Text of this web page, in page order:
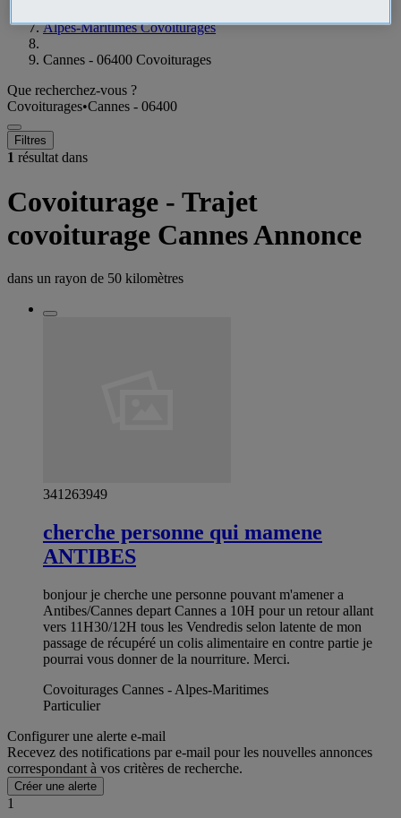
Alpes-Maritimes Covoiturages
Cannes - 06400 Covoiturages
Que recherchez-vous ?
Covoiturages•Cannes - 06400
Filtres
1 résultat dans
Covoiturage - Trajet
covoiturage Cannes Annonce
dans un rayon de 50 kilomètres
341263949
cherche personne qui mamene
ANTIBES
bonjour je cherche une personne pouvant m'amener a
Antibes/Cannes depart Cannes a 10H pour un retour allant
vers 11H30/12H tous les Vendredis selon latente de mon
passage de récupéré un colis alimentaire en contre partie je
pourrai vous donner de la nourriture. Merci.
Covoiturages Cannes - Alpes-Maritimes
Particulier
Configurer une alerte e-mail
Recevez des notifications par e-mail pour les nouvelles annonces
correspondant à vos critères de recherche.
Créer une alerte
1